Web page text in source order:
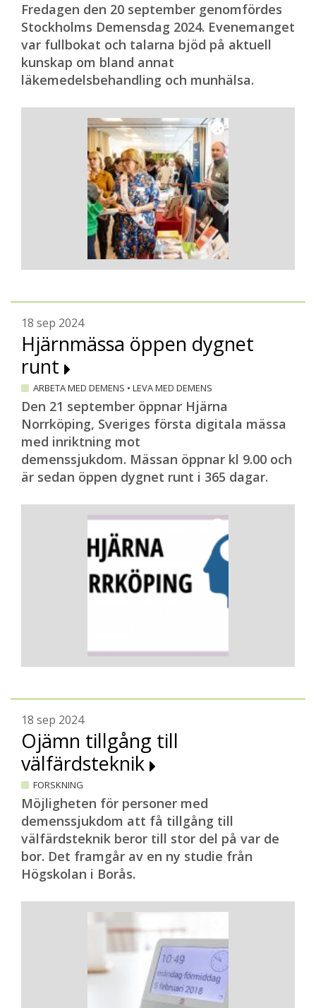
Fredagen den 20 september genomfördes
Stockholms Demensdag 2024. Evenemanget
var fullbokat och talarna bjöd på aktuell
kunskap om bland annat
läkemedelsbehandling och munhälsa.
18 sep 2024
Hjärnmässa öppen dygnet
runt
ARBETA MED DEMENS • LEVA MED DEMENS
Den 21 september öppnar Hjärna
Norrköping, Sveriges första digitala mässa
med inriktning mot
demenssjukdom. Mässan öppnar kl 9.00 och
är sedan öppen dygnet runt i 365 dagar.
18 sep 2024
Ojämn tillgång till
välfärdsteknik
FORSKNING
Möjligheten för personer med
demenssjukdom att få tillgång till
välfärdsteknik beror till stor del på var de
bor. Det framgår av en ny studie från
Högskolan i Borås.